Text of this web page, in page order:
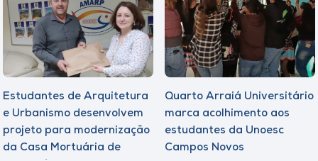
Estudantes de Arquitetura
e Urbanismo desenvolvem
projeto para modernização
da Casa Mortuária de
Quarto Arraiá Universitário
marca acolhimento aos
estudantes da Unoesc
Campos Novos